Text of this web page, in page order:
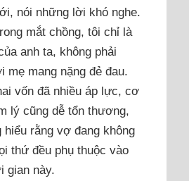
nói những lời khó nghe.
mắt chồng, tôi chỉ là
anh ta, không phải
mang nặng đẻ đau.
vốn đã nhiều áp lực, cơ
lý cũng dễ tổn thương,
hiểu rằng vợ đang không
thứ đều phụ thuộc vào
gian này.